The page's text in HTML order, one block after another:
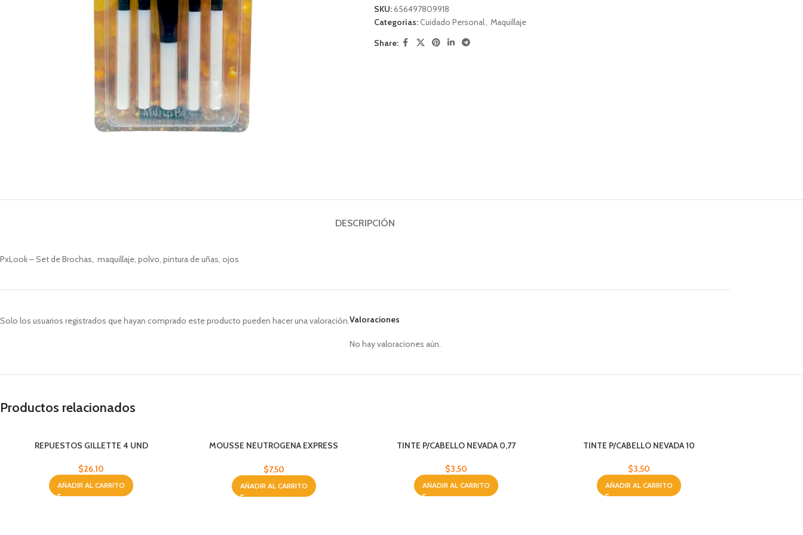
SKU:656497809918
Categorías:Cuidado Personal, Maquillaje
Share:
DESCRIPCIÓN
PxLook – Set de Brochas, maquillaje, polvo, pintura de uñas, ojos
Valoraciones
No hay valoraciones aún.
Solo los usuarios registrados que hayan comprado este producto pueden hacer una valoración.
Productos relacionados
REPUESTOS GILLETTE 4 UND
$26,10
AÑADIR AL CARRITO
MOUSSE NEUTROGENA EXPRESS
$7,50
AÑADIR AL CARRITO
TINTE P/CABELLO NEVADA 0,77
$3,50
AÑADIR AL CARRITO
TINTE P/CABELLO NEVADA 10
$3,50
AÑADIR AL CARRITO